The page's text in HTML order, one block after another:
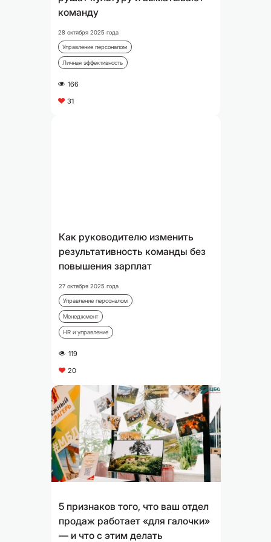
команду
28 октября 2025 года
Управление персоналом
Личная эффективность
A 166
C 31
Как руководителю изменить
результативность команды без
повышения зарплат
27 октября 2025 года
Управление персоналом
Менеджмент
HR и управление
A 119
C 20
5 признаков того, что ваш отдел
продаж работает «для галочки»
— и что с этим делать